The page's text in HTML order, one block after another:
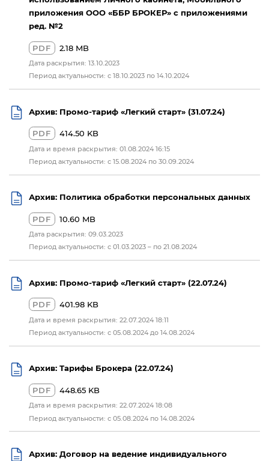
приложения ООО «ББР БРОКЕР» с приложениями
ред. №2
PDF 2.18 MB
Дата раскрытия: 13.10.2023
Период актуальности: с 18.10.2023 по 14.10.2024
Архив: Промо-тариф «Легкий старт» (31.07.24)
PDF 414.50 KB
Дата и время раскрытия: 01.08.2024 16:15
Период актуальности: с 15.08.2024 по 30.09.2024
Архив: Политика обработки персональных данных
PDF 10.60 MB
Дата раскрытия: 09.03.2023
Период актуальности: с 01.03.2023 – по 21.08.2024
Архив: Промо-тариф «Легкий старт» (22.07.24)
PDF 401.98 KB
Дата и время раскрытия: 22.07.2024 18:11
Период актуальности: с 05.08.2024 до 14.08.2024
Архив: Тарифы Брокера (22.07.24)
PDF 448.65 KB
Дата и время раскрытия: 22.07.2024 18:08
Период актуальности: с 05.08.2024 по 14.08.2024
Архив: Договор на ведение индивидуального